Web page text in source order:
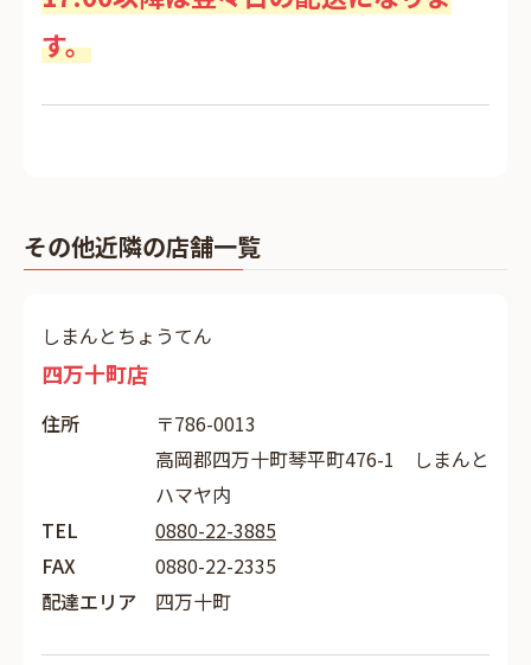
す。
その他近隣の店舗一覧
しまんとちょうてん
四万十町店
住所
〒786-0013
高岡郡四万十町琴平町476-1 しまんと
ハマヤ内
TEL
0880-22-3885
FAX
0880-22-2335
配達エリア
四万十町